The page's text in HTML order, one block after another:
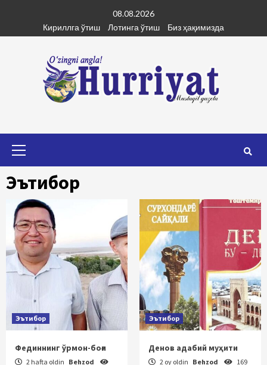
content
08.08.2026
Кириллга ўтиш
Лотинга ўтиш Биз ҳақимизда
Эътибор
Эътибор
Фединнинг ўрмон-боғи
2 hafta oldin Behzod
Эътибор
Денов адабий муҳити
2 oy oldin Behzod 169